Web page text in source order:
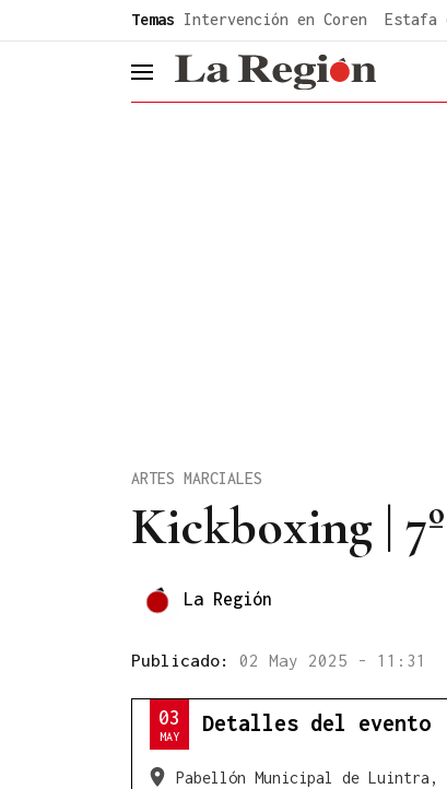
Temas Intervención en Coren Estafa
header.menu.open
Kickboxing |
ARTES MARCIALES
La Región
Publicado: 02 May 2025 - 11:31
03
MAY
Detalles del evento
Pabellón Municipal de Luintra,